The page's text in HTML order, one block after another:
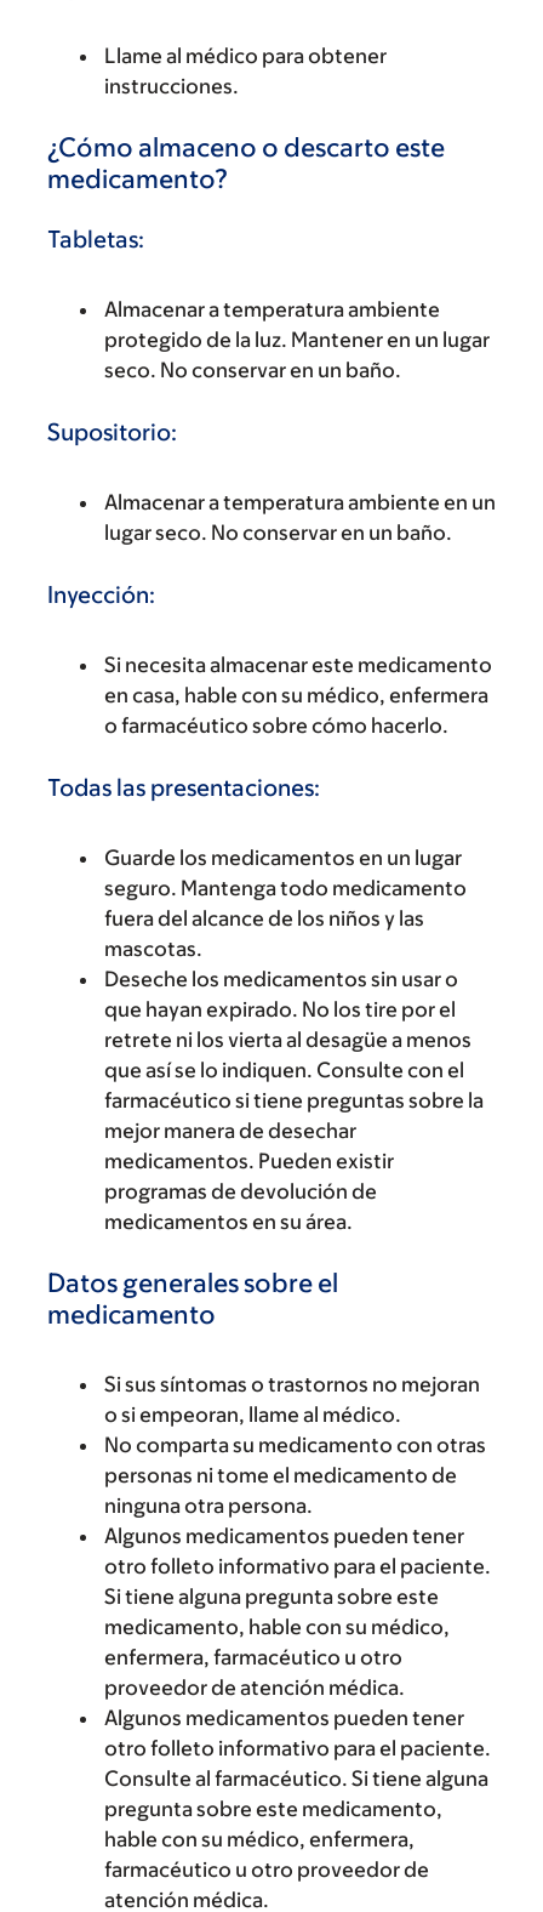
Llame al médico para obtener
instrucciones.
¿Cómo almaceno o descarto este
medicamento?
Tabletas:
Almacenar a temperatura ambiente
protegido de la luz. Mantener en un lugar
seco. No conservar en un baño.
Supositorio:
Almacenar a temperatura ambiente en un
lugar seco. No conservar en un baño.
Inyección:
Si necesita almacenar este medicamento
en casa, hable con su médico, enfermera
o farmacéutico sobre cómo hacerlo.
Todas las presentaciones:
Guarde los medicamentos en un lugar
seguro. Mantenga todo medicamento
fuera del alcance de los niños y las
mascotas.
Deseche los medicamentos sin usar o
que hayan expirado. No los tire por el
retrete ni los vierta al desagüe a menos
que así se lo indiquen. Consulte con el
farmacéutico si tiene preguntas sobre la
mejor manera de desechar
medicamentos. Pueden existir
programas de devolución de
medicamentos en su área.
Datos generales sobre el
medicamento
Si sus síntomas o trastornos no mejoran
o si empeoran, llame al médico.
No comparta su medicamento con otras
personas ni tome el medicamento de
ninguna otra persona.
Algunos medicamentos pueden tener
otro folleto informativo para el paciente.
Si tiene alguna pregunta sobre este
medicamento, hable con su médico,
enfermera, farmacéutico u otro
proveedor de atención médica.
Algunos medicamentos pueden tener
otro folleto informativo para el paciente.
Consulte al farmacéutico. Si tiene alguna
pregunta sobre este medicamento,
hable con su médico, enfermera,
farmacéutico u otro proveedor de
atención médica.